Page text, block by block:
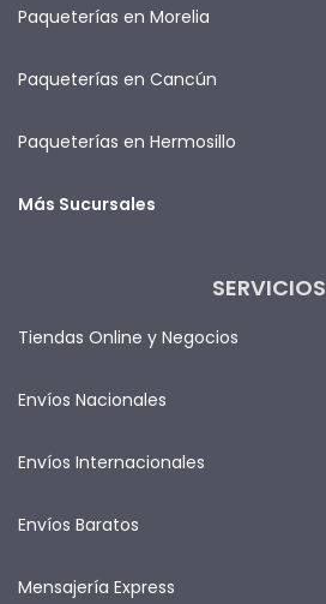
Paqueterías en Morelia
Paqueterías en Cancún
Paqueterías en Hermosillo
Más Sucursales
SERVICIOS
Tiendas Online y Negocios
Envíos Nacionales
Envíos Internacionales
Envíos Baratos
Mensajería Express